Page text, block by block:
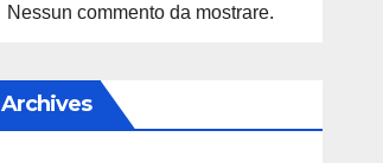
Nessun commento da mostrare.
Archives